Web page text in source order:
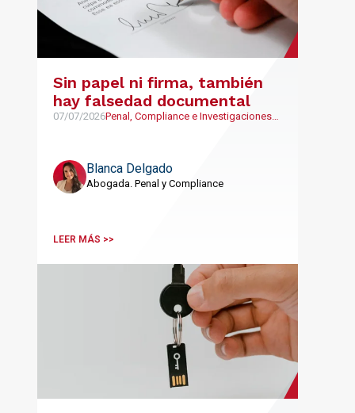
Sin papel ni firma, también
hay falsedad documental
07/07/2026Penal, Compliance e Investigaciones
Blanca Delgado
Abogada. Penal y Compliance
LEER MÁS >>